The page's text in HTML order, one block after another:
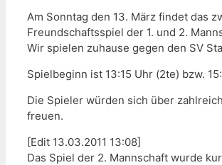
Am Sonntag den 13. März findet das
Freundschaftsspiel der 1. und 2.
Wir spielen zuhause gegen den SV
Spielbeginn ist 13:15 Uhr (2te) bzw.
Die Spieler würden sich über
freuen.
[Edit 13.03.2011 13:08]
Das Spiel der 2. Mannschaft wurde